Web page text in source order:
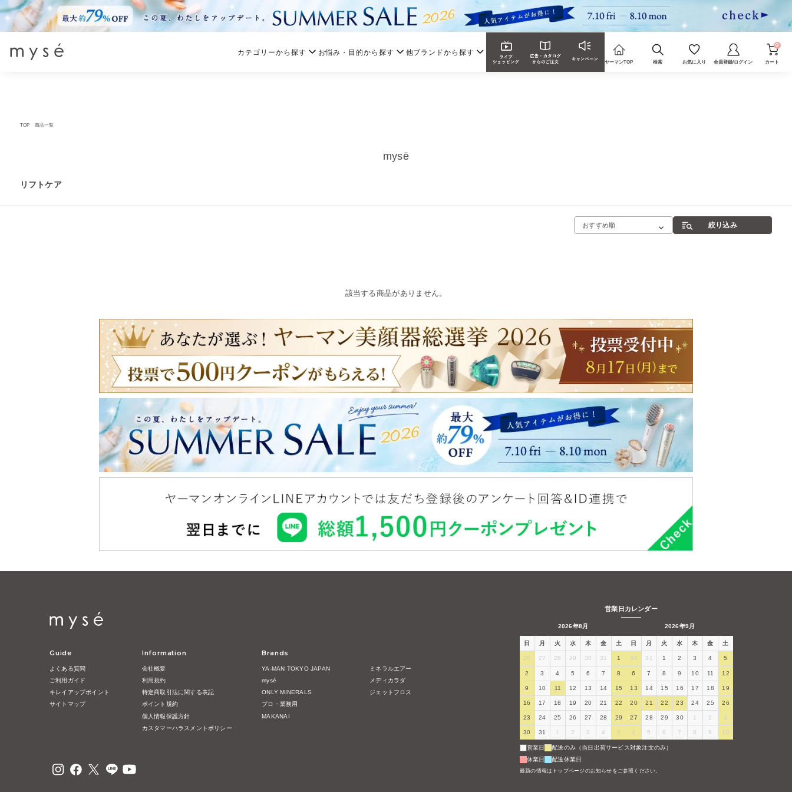
カテゴリーから探す お悩み・目的から探す 他ブランドから探す
ヤーマンTOP 検索 お気に入り 会員登録/ログイン カート
0
TOP 商品一覧
mysē
リフトケア
おすすめ順 絞り込み
該当する商品がありません。
Guide
よくある質問
ご利用ガイド
キレイアップポイント
サイトマップ
Information
会社概要
利用規約
特定商取引法に関する表記
ポイント規約
個人情報保護方針
カスタマーハラスメントポリシー
Brands
YA-MAN TOKYO JAPAN
mysé
ONLY MINERALS
プロ・業務用
MAKANAI
ミネラルエアー
メディカラダ
ジェットフロス
営業日カレンダー
2026年8月
日 月 火 水 木 金 土
26 27 28 29 30 31 1
2 3 4 5 6 7 8
9 10 11 12 13 14 15
16 17 18 19 20 21 22
23 24 25 26 27 28 29
30 31 1 2 3 4 5
2026年9月
日 月 火 水 木 金 土
30 31 1 2 3 4 5
6 7 8 9 10 11 12
13 14 15 16 17 18 19
20 21 22 23 24 25 26
27 28 29 30 1 2 3
4 5 6 7 8 9 10
営業日
配送のみ（当日出荷サービス対象注文のみ）
休業日
配送休業日
最新の情報はトップページのお知らせをご参照ください。